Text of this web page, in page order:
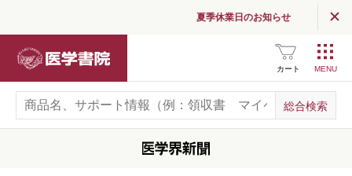
夏季休業日のお知らせ
カート